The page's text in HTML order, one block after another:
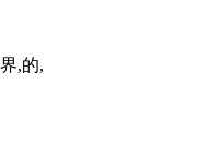
,的,